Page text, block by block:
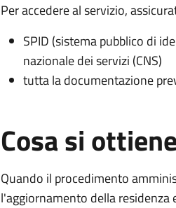
Per accedere al servizio,
SPID (sistema pubblico di
nazionale dei servizi (CNS)
tutta la documentazione
Cosa si ottiene
Quando il procedimento
l'aggiornamento della residenza